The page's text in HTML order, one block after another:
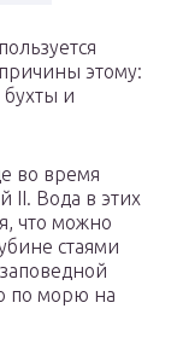
этому:
и
во время
II. Вода в этих
что можно
стаями
по морю на